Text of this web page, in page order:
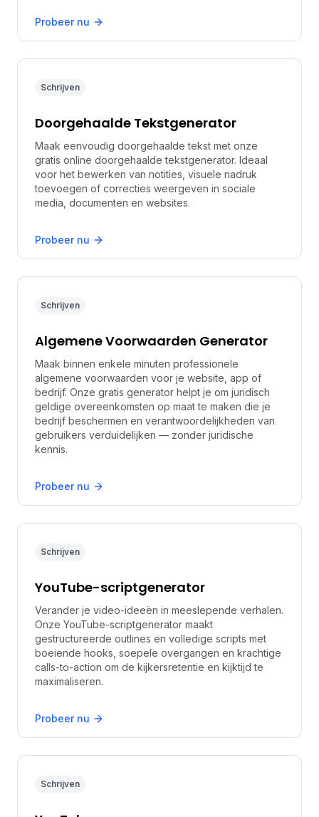
Probeer nu
Schrijven
Doorgehaalde Tekstgenerator
Maak eenvoudig doorgehaalde tekst met onze
gratis online doorgehaalde tekstgenerator. Ideaal
voor het bewerken van notities, visuele nadruk
toevoegen of correcties weergeven in sociale
media, documenten en websites.
Probeer nu
Schrijven
Algemene Voorwaarden Generator
Maak binnen enkele minuten professionele
algemene voorwaarden voor je website, app of
bedrijf. Onze gratis generator helpt je om juridisch
geldige overeenkomsten op maat te maken die je
bedrijf beschermen en verantwoordelijkheden van
gebruikers verduidelijken — zonder juridische
kennis.
Probeer nu
Schrijven
YouTube-scriptgenerator
Verander je video-ideeën in meeslepende verhalen.
Onze YouTube-scriptgenerator maakt
gestructureerde outlines en volledige scripts met
boeiende hooks, soepele overgangen en krachtige
calls-to-action om de kijkersretentie en kijktijd te
maximaliseren.
Probeer nu
Schrijven